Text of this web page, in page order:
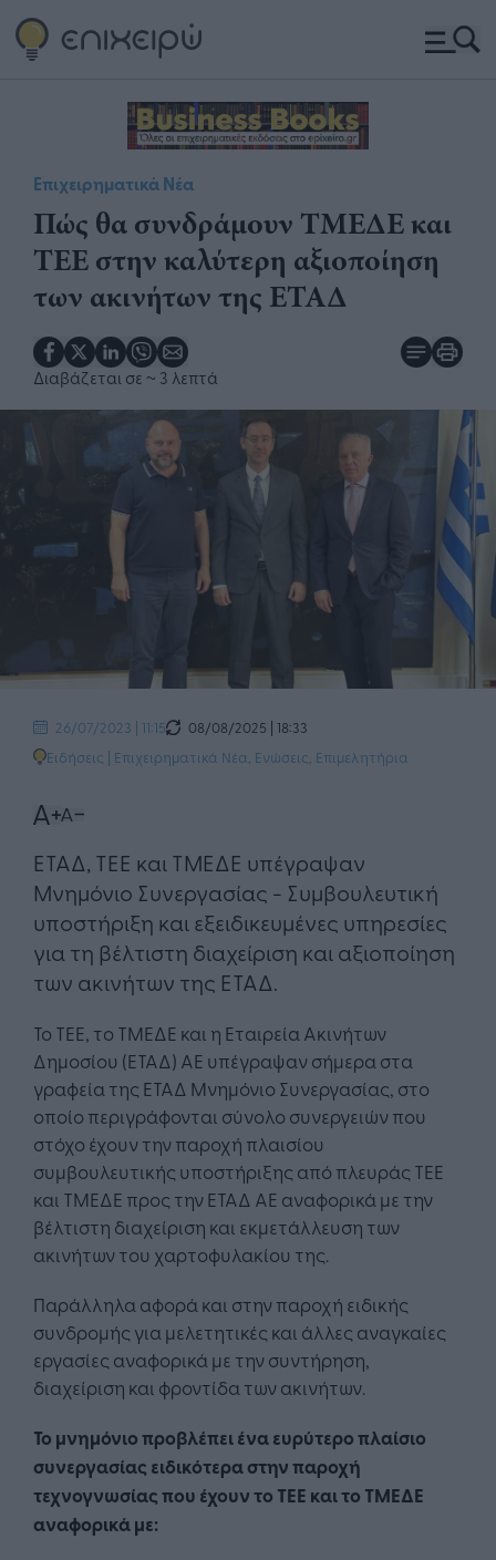
Επιχειρηματικά Νέα
Πώς θα συνδράμουν ΤΜΕΔΕ και
ΤΕΕ στην καλύτερη αξιοποίηση
των ακινήτων της ΕΤΑΔ
Διαβάζεται σε ~ 3 λεπτά
26/07/2023 | 11:15
08/08/2025 | 18:33
Ειδήσεις | Επιχειρηματικά Νέα Ενώσεις, Επιμελητήρια
ΕΤΑΔ, ΤΕΕ και ΤΜΕΔΕ υπέγραψαν
Μνημόνιο Συνεργασίας - Συμβουλευτική
υποστήριξη και εξειδικευμένες υπηρεσίες
για τη βέλτιστη διαχείριση και αξιοποίηση
των ακινήτων της ΕΤΑΔ.
Το ΤEE, το ΤMΕΔΕ και η Εταιρεία Ακινήτων
Δημοσίου (ΕΤΑΔ) ΑΕ υπέγραψαν σήμερα στα
γραφεία της ΕΤΑΔ Μνημόνιο Συνεργασίας, στο
οποίο περιγράφονται σύνολο συνεργειών που
στόχο έχουν την παροχή πλαισίου
συμβουλευτικής υποστήριξης από πλευράς ΤΕΕ
και ΤΜΕΔΕ προς την ΕΤΑΔ ΑΕ αναφορικά με την
βέλτιστη διαχείριση και εκμετάλλευση των
ακινήτων του χαρτοφυλακίου της.
Παράλληλα αφορά και στην παροχή ειδικής
συνδρομής για μελετητικές και άλλες αναγκαίες
εργασίες αναφορικά με την συντήρηση,
διαχείριση και φροντίδα των ακινήτων.
Το μνημόνιο προβλέπει ένα ευρύτερο πλαίσιο
συνεργασίας ειδικότερα στην παροχή
τεχνογνωσίας που έχουν το ΤΕΕ και το ΤΜΕΔΕ
αναφορικά με: